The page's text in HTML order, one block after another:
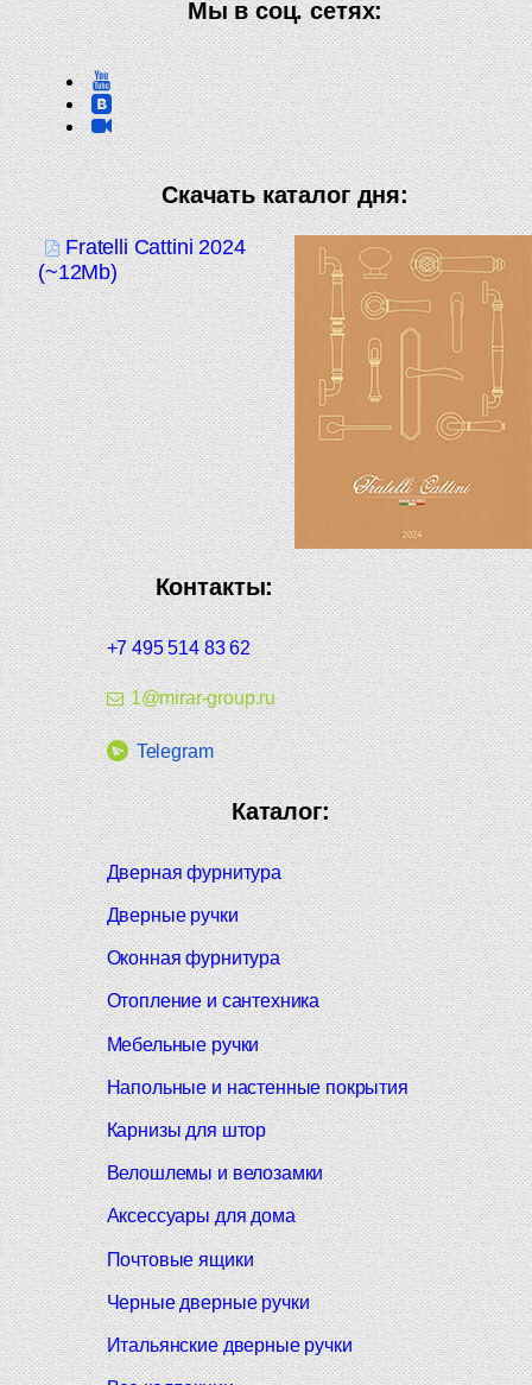
Мы в соц. сетях:
Скачать каталог дня:
Fratelli Cattini 2024
(~12Mb)
Контакты:
+7 495 514 83 62
1@mirar-group.ru
Telegram
Каталог:
Дверная фурнитура
Дверные ручки
Оконная фурнитура
Отопление и сантехника
Мебельные ручки
Напольные и настенные покрытия
Карнизы для штор
Велошлемы и велозамки
Аксессуары для дома
Почтовые ящики
Черные дверные ручки
Итальянские дверные ручки